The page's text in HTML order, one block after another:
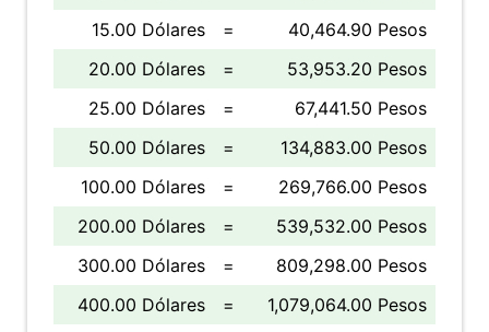
15.00 Dólares
=
40,464.90 Pesos
20.00 Dólares
=
53,953.20 Pesos
25.00 Dólares
=
67,441.50 Pesos
50.00 Dólares
=
134,883.00 Pesos
100.00 Dólares
=
269,766.00 Pesos
200.00 Dólares
=
539,532.00 Pesos
300.00 Dólares
=
809,298.00 Pesos
400.00 Dólares
=
1,079,064.00 Pesos